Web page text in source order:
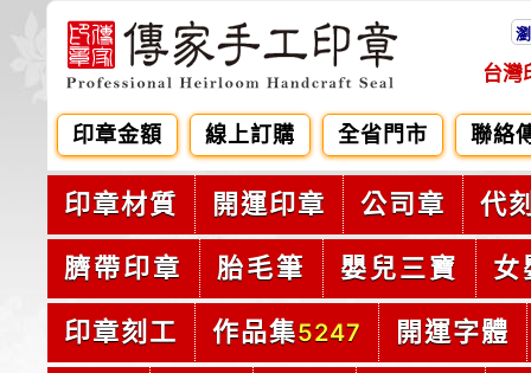
台灣
印章金額 線上訂購 全省門市 聯絡
印章材質 開運印章 公司章 代
臍帶印章 胎毛筆 嬰兒三寶 女
印章刻工 作品集5247 開運字體